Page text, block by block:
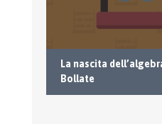
La nascita
Bollate